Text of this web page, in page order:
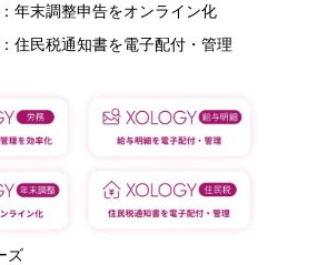
年末調整申告をオンライン化
住民税通知書を電子配付・管理
ズ